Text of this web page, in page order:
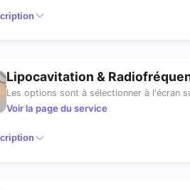
Lipocavitation &
Les options sont à sélectionner à l'écran
Voir la page du service